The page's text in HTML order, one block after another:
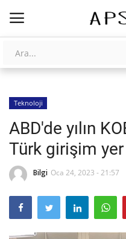
Giriş
AnaSayfa
Galeri
İletişim
Yapay Zeka
Üniversite Yayınları
Teknoloji
ABD'de yılın
Türk girişim yer
Bilgi Oca 24, 2023 - 21:57